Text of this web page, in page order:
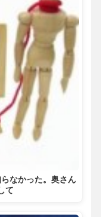
なかった。奥さん
て